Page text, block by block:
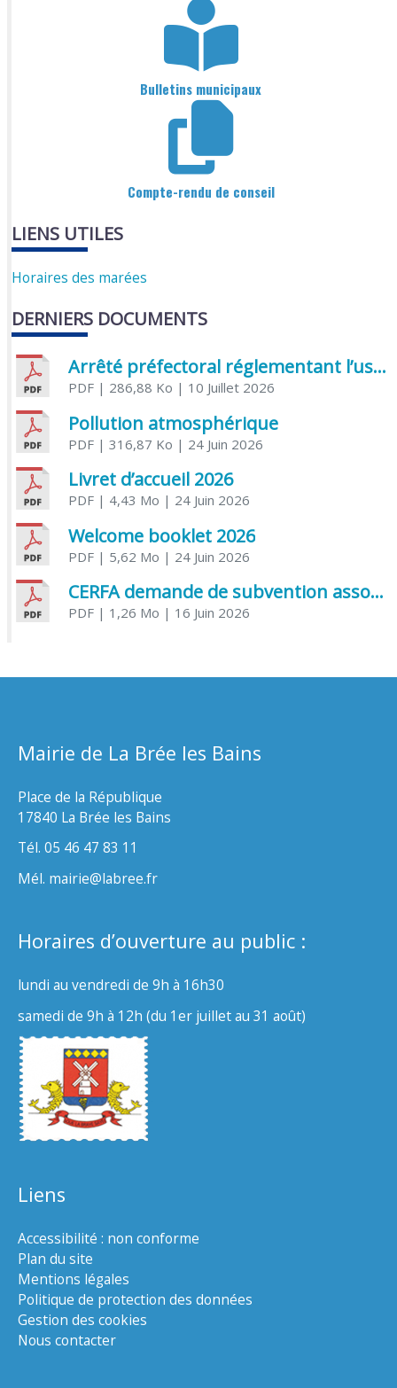
Bulletins municipaux
Compte-rendu de conseil
LIENS UTILES
Horaires des marées
DERNIERS DOCUMENTS
Arrêté préfectoral réglementant l’usage de l’eau
PDF| 286,88 Ko | 10 Juillet 2026
Pollution atmosphérique
PDF| 316,87 Ko | 24 Juin 2026
Livret d’accueil 2026
PDF| 4,43 Mo | 24 Juin 2026
Welcome booklet 2026
PDF| 5,62 Mo | 24 Juin 2026
CERFA demande de subvention association
PDF| 1,26 Mo | 16 Juin 2026
Mairie de La Brée les Bains
Place de la République
17840 La Brée les Bains
Tél. 05 46 47 83 11
Mél. mairie@labree.fr
Horaires d’ouverture au public :
lundi au vendredi de 9h à 16h30
samedi de 9h à 12h (du 1er juillet au 31 août)
Liens
Accessibilité : non conforme
Plan du site
Mentions légales
Politique de protection des données
Gestion des cookies
Nous contacter